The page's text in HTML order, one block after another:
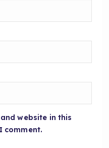
website in this
comment.